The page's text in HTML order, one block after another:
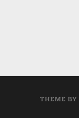
THEME BY